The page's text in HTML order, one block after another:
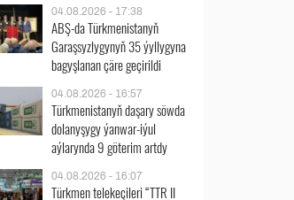
04.08.2026 - 17:38
ABŞ-da Türkmenistanyň
Garaşsyzlygynyň 35 ýyllygyna
bagyşlanan çäre geçirildi
04.08.2026 - 16:57
Türkmenistanyň daşary söwda
dolanyşygy ýanwar-iýul
aýlarynda 9 göterim artdy
04.08.2026 - 16:07
Türkmen telekeçileri “TTR II